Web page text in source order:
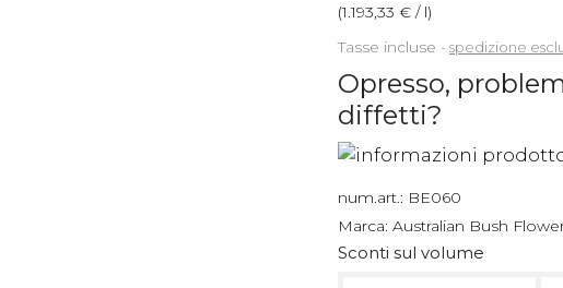
(1.193,33 € / l)
Tasse incluse
spedizione
Opresso,
diffetti?
num.art.: BE060
Marca: Australian Bush
Sconti sul volume